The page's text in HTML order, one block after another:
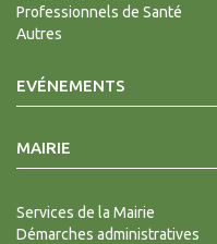
Professionnels de Santé
Autres
EVÉNEMENTS
MAIRIE
Services de la Mairie
Démarches administratives